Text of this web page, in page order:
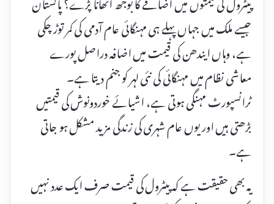
جیسے ملک میں جہاں پہلے ہی مہنگائی عام آدمی کی کمر توڑ چکی
ہے، وہاں ایندھن کی قیمت میں اضافہ دراصل پورے
معاشی نظام میں مہنگائی کی نئی لہر کو جنم دیتا ہے۔
ٹرانسپورٹ مہنگی ہوتی ہے، اشیائے خوردونوش کی قیمتیں
بڑھتی ہیں اور یوں عام شہری کی زندگی مزید مشکل ہو جاتی
ہے۔
یہ بھی حقیقت ہے کہ پیٹرول کی قیمت صرف ایک عدد نہیں